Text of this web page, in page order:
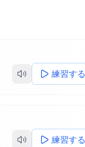
練習する
練習する